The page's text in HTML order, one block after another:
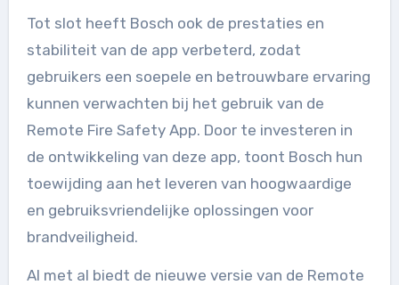
Tot slot heeft Bosch ook de prestaties en
stabiliteit van de app verbeterd, zodat
gebruikers een soepele en betrouwbare ervaring
kunnen verwachten bij het gebruik van de
Remote Fire Safety App. Door te investeren in
de ontwikkeling van deze app, toont Bosch hun
toewijding aan het leveren van hoogwaardige
en gebruiksvriendelijke oplossingen voor
brandveiligheid.
Al met al biedt de nieuwe versie van de Remote